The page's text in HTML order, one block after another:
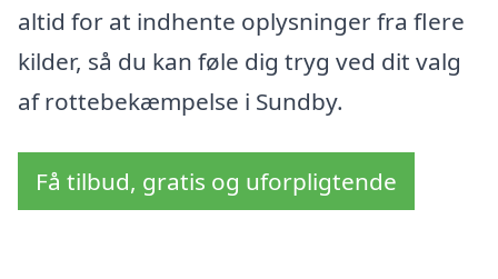
altid for at indhente oplysninger fra flere
kilder, så du kan føle dig tryg ved dit valg
af rottebekæmpelse i Sundby.
Få tilbud, gratis og uforpligtende